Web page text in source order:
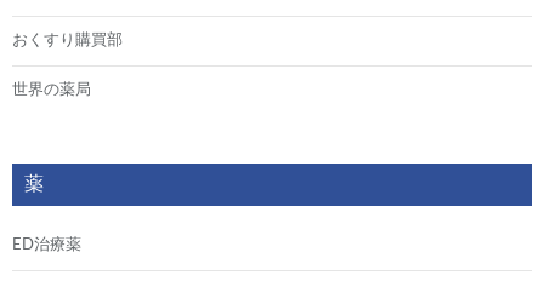
おくすり購買部
世界の薬局
薬
ED治療薬